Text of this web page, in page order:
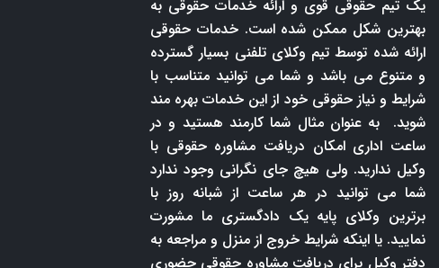
یک تیم حقوقی قوی و ارائه خدمات حقوقی به
بهترین شکل ممکن شده است. خدمات حقوقی
ارائه شده توسط تیم وکلای تلفنی بسیار گسترده
و متنوع می باشد و شما می توانید متناسب با
شرایط و نیاز حقوقی خود از این خدمات بهره مند
شوید. به عنوان مثال شما کارمند هستید و در
ساعت اداری امکان دریافت مشاوره حقوقی با
وکیل ندارید. ولی هیچ جای نگرانی وجود ندارد
شما می توانید در هر ساعت از شبانه روز با
برترین وکلای پایه یک دادگستری ما مشورت
نمایید. یا اینکه شرایط خروج از منزل و مراجعه به
دفتر وکیل برای دریافت مشاوره حقوقی حضوری